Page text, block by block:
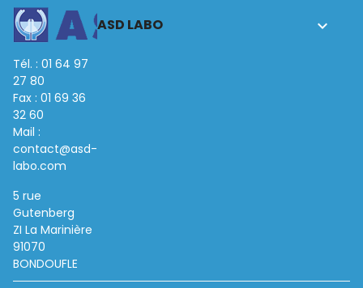
Tél. : 01 64 97
27 80
Fax : 01 69 36
32 60
Mail :
contact@asd-
labo.com
5 rue
Gutenberg
ZI La Marinière
91070
BONDOUFLE
ASD LABO 